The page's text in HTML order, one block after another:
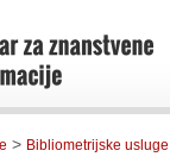
> Bibliometrijske usluge